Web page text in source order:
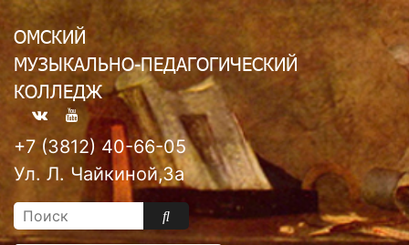
ОМСКИЙ
МУЗЫКАЛЬНО-ПЕДАГОГИЧЕСКИЙ
КОЛЛЕДЖ
+7 (3812) 40-66-05
Ул. Л. Чайкиной,3а